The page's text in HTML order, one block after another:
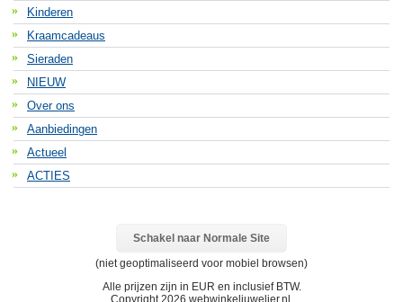
Kinderen
Kraamcadeaus
Sieraden
NIEUW
Over ons
Aanbiedingen
Actueel
ACTIES
Schakel naar Normale Site
(niet geoptimaliseerd voor mobiel browsen)
Alle prijzen zijn in EUR en inclusief BTW.
Copyright 2026 webwinkeljuwelier.nl.